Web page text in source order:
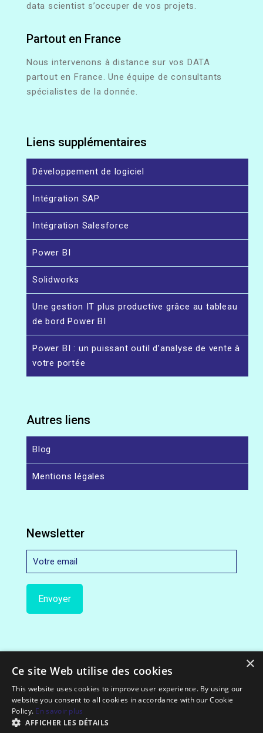
data scientist s’occuper de vos projets.
Partout en France
Nous intervenons à distance sur vos DATA
partout en France. Une équipe de consultants
spécialistes de la donnée.
Liens supplémentaires
Développement de logiciel
Intégration SAP
Intégration Salesforce
Power BI
Solidworks
Une gestion IT plus productive grâce au tableau
de bord Power BI
Power BI : un puissant outil d’analyse de vente à
votre portée
Autres liens
Blog
Mentions légales
Newsletter
© 2012-2022 Exceloco.com || All Rights Reserved.
×
Ce site Web utilise des cookies
This website uses cookies to improve user experience. By using our
website you consent to all cookies in accordance with our Cookie
Policy. En savoir plus
AFFICHER LES DÉTAILS